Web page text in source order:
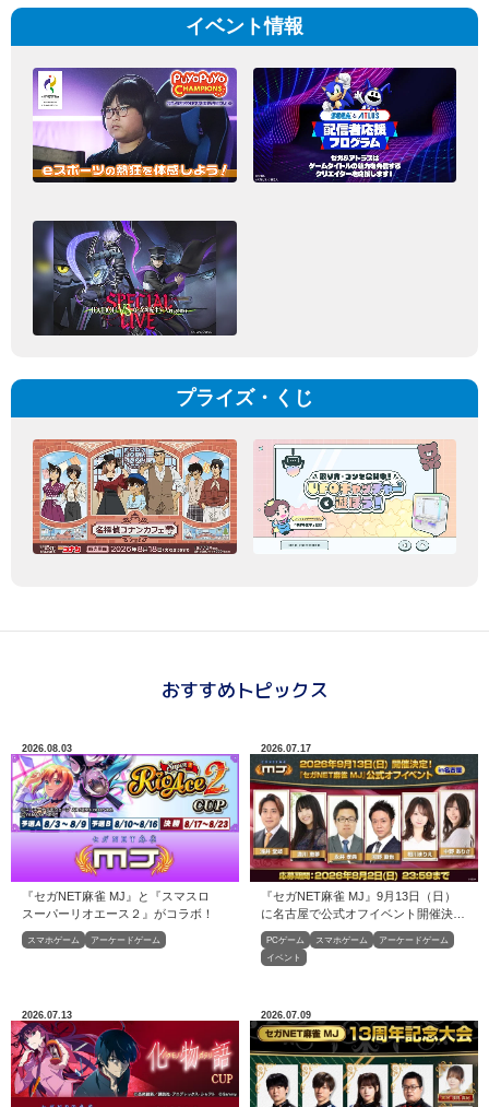
イベント情報
プライズ・くじ
おすすめトピックス
2026.08.03
スマホゲーム アーケードゲーム
『セガNET麻雀 MJ』と『スマスロ
スーパーリオエース２』がコラボ！
2026.07.17
PCゲーム スマホゲーム
アーケードゲーム
イベント
『セガNET麻雀 MJ』9月13日（日）
に名古屋で公式オフイベント開催決
定！
2026.07.13 2026.07.09